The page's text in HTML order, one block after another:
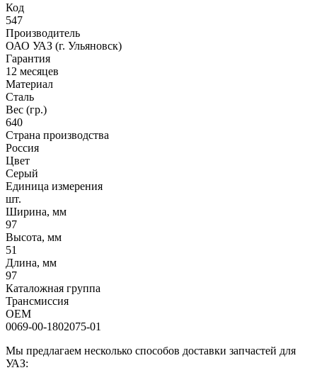
Код
547
Производитель
ОАО УАЗ (г. Ульяновск)
Гарантия
12 месяцев
Материал
Сталь
Вес (гр.)
640
Страна производства
Россия
Цвет
Серый
Единица измерения
шт.
Ширина, мм
97
Высота, мм
51
Длина, мм
97
Каталожная группа
Трансмиссия
OEM
0069-00-1802075-01
Мы предлагаем несколько способов доставки запчастей для
УАЗ: